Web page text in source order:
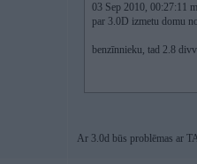
03 Sep 2010, 00:27:11
par 3.0D izmetu domu
benzīnnieku, tad 2.8
Ar 3.0d būs problēmas ar